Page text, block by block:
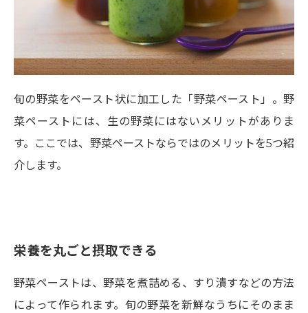
旬の野菜をペースト状に加工した「野菜ペースト」。野
菜ペーストには、生の野菜にはないメリットがありま
す。ここでは、野菜ペーストならではのメリットを5つ紹
介します。
栄養を丸ごと摂取できる
野菜ペーストは、野菜を煮詰める、すり潰すなどの方法
によって作られます。旬の野菜を新鮮なうちにそのまま